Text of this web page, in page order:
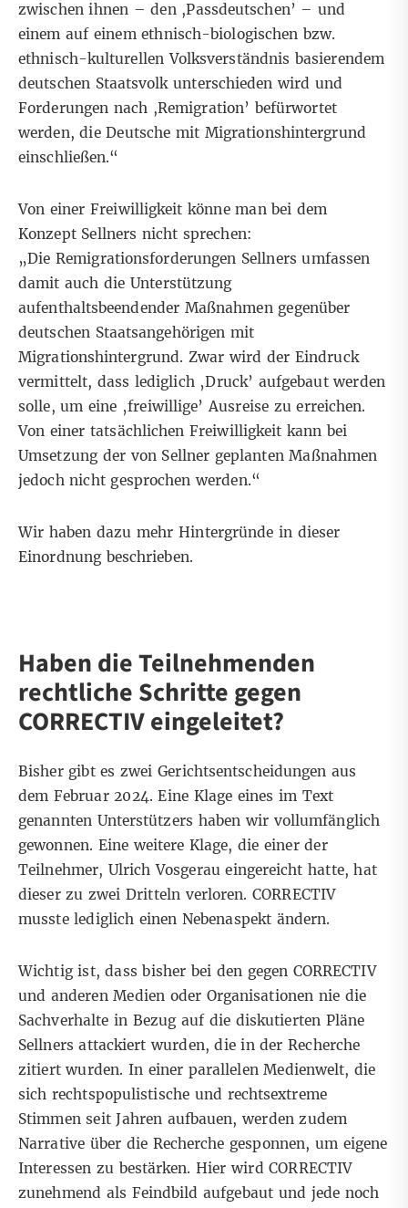
zwischen ihnen – den ,Passdeutschen’ – und
einem auf einem ethnisch-biologischen bzw.
ethnisch-kulturellen Volksverständnis basierendem
deutschen Staatsvolk unterschieden wird und
Forderungen nach ,Remigration’ befürwortet
werden, die Deutsche mit Migrationshintergrund
einschließen.“
Von einer Freiwilligkeit könne man bei dem
Konzept Sellners nicht sprechen:
„Die Remigrationsforderungen Sellners umfassen
damit auch die Unterstützung
aufenthaltsbeendender Maßnahmen gegenüber
deutschen Staatsangehörigen mit
Migrationshintergrund. Zwar wird der Eindruck
vermittelt, dass lediglich ‚Druck’ aufgebaut werden
solle, um eine ‚freiwillige’ Ausreise zu erreichen.
Von einer tatsächlichen Freiwilligkeitkann bei
Umsetzung der von Sellner geplanten Maßnahmen
jedoch nicht gesprochen werden.“
Wir haben dazumehr Hintergründe in dieser
Einordnungbeschrieben.
Haben die Teilnehmenden
rechtliche Schritte gegen
CORRECTIV eingeleitet?
Bisher gibt es zwei Gerichtsentscheidungen aus
dem Februar 2024. Eine Klage eines im Text
genannten Unterstützers haben wir vollumfänglich
gewonnen. Eine weitere Klage, die einer der
Teilnehmer, Ulrich Vosgerau eingereicht hatte, hat
dieser zu zwei Dritteln verloren. CORRECTIV
musste lediglich einen Nebenaspekt ändern.
Wichtig ist, dass bisher bei den gegen CORRECTIV
und anderen Medien oder Organisationen nie die
Sachverhalte in Bezug auf die diskutierten Pläne
Sellners attackiert wurden, die in der Recherche
zitiert wurden. In einer parallelen Medienwelt, die
sich rechtspopulistische und rechtsextreme
Stimmen seit Jahren aufbauen, werden zudem
Narrative über die Recherche gesponnen, um eigene
Interessen zu bestärken. Hier wird CORRECTIV
zunehmend als Feindbild aufgebaut und jede noch